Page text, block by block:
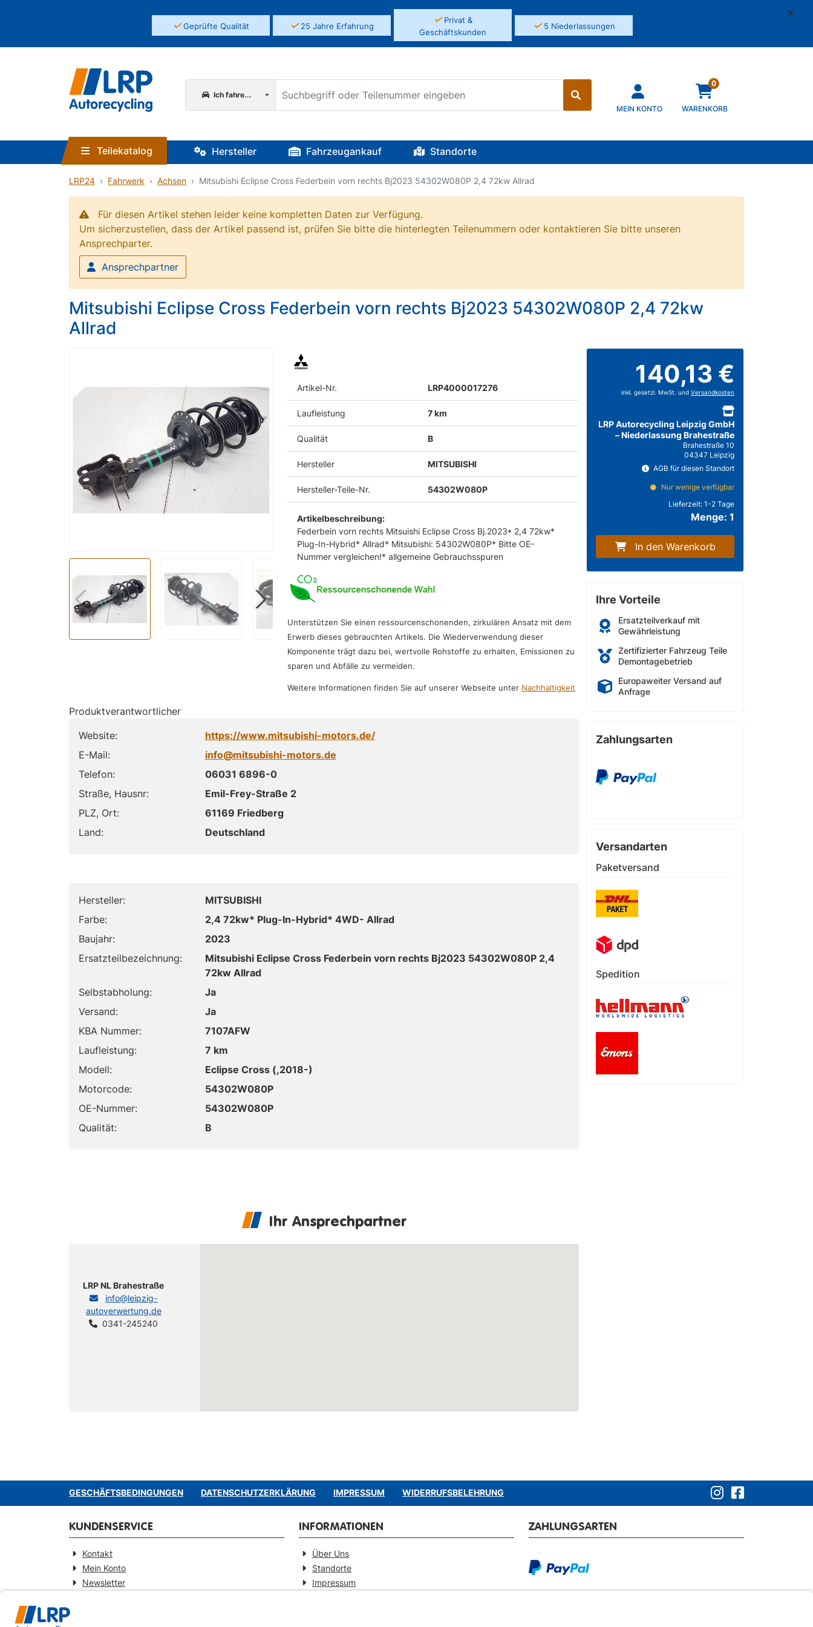
✓Geprüfte Qualität ✓25 Jahre Erfahrung
✓Privat &
Geschäftskunden
✓5 Niederlassungen
Ich fahre...
MEIN KONTO
0
WARENKORB
Teilekatalog Hersteller Fahrzeugankauf Standorte
LRP24 Fahrwerk Achsen Mitsubishi Eclipse Cross Federbein vorn rechts Bj2023 54302W080P 2,4 72kw Allrad
Für diesen Artikel stehen leider keine kompletten Daten zur Verfügung.
Um sicherzustellen, dass der Artikel passend ist, prüfen Sie bitte die hinterlegten Teilenummern oder kontaktieren Sie bitte unseren
Ansprechparter.
Ansprechpartner
Mitsubishi Eclipse Cross Federbein vorn rechts Bj2023 54302W080P 2,4 72kw
Allrad
Artikel-Nr. LRP4000017276
Laufleistung 7 km
Qualität B
Hersteller MITSUBISHI
Hersteller-Teile-Nr. 54302W080P
Artikelbeschreibung:
Federbein vorn rechts Mitsuishi Eclipse Cross Bj.2023* 2,4 72kw*
Plug-In-Hybrid* Allrad* Mitsubishi: 54302W080P* Bitte OE-
Nummer vergleichen!* allgemeine Gebrauchsspuren
Unterstützen Sie einen ressourcenschonenden, zirkulären Ansatz mit dem
Erwerb dieses gebrauchten Artikels. Die Wiederverwendung dieser
Komponente trägt dazu bei, wertvolle Rohstoffe zu erhalten, Emissionen zu
sparen und Abfälle zu vermeiden.
Weitere Informationen finden Sie auf unserer Webseite unter Nachhaltigkeit
Produktverantwortlicher
Website:
https://www.mitsubishi-motors.de/
E-Mail:
info@mitsubishi-motors.de
Telefon:
06031 6896-0
Straße, Hausnr:
Emil-Frey-Straße 2
PLZ, Ort:
61169 Friedberg
Land:
Deutschland
Hersteller:
MITSUBISHI
Farbe:
2,4 72kw* Plug-In-Hybrid* 4WD- Allrad
Baujahr:
2023
Ersatzteilbezeichnung:
Mitsubishi Eclipse Cross Federbein vorn rechts Bj2023 54302W080P 2,4
72kw Allrad
Selbstabholung:
Ja
Versand:
Ja
KBA Nummer:
7107AFW
Laufleistung:
7 km
Modell:
Eclipse Cross (,2018-)
Motorcode:
54302W080P
OE-Nummer:
54302W080P
Qualität:
B
Ihr Ansprechpartner
LRP NL Brahestraße
info@leipzig-
autoverwertung.de
0341-245240
140,13 €
inkl. gesetzl. MwSt. und Versandkosten
LRP Autorecycling Leipzig GmbH
– Niederlassung Brahestraße
Brahestraße 10
04347 Leipzig
AGB für diesen Standort
Nur wenige verfügbar
Lieferzeit: 1-2 Tage
Menge: 1
In den Warenkorb
Ihre Vorteile
Ersatzteilverkauf mit
Gewährleistung
Zertifizierter Fahrzeug Teile
Demontagebetrieb
Europaweiter Versand auf
Anfrage
Zahlungsarten
Versandarten
Paketversand
Spedition
GESCHÄFTSBEDINGUNGEN DATENSCHUTZERKLÄRUNG IMPRESSUM WIDERRUFSBELEHRUNG
KUNDENSERVICE
Kontakt
Mein Konto
Newsletter
INFORMATIONEN
Über Uns
Standorte
Impressum
ZAHLUNGSARTEN